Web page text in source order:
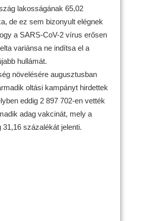
lakosságának 65,02
de ez sem bizonyult elégnek
a SARS-CoV-2 vírus erősen
variánsa ne indítsa el a
hullámát.
növelésére augusztusban
oltási kampányt hirdettek
eddig 2 897 702-en vették
adag vakcinát, mely a
31,16 százalékát jelenti.